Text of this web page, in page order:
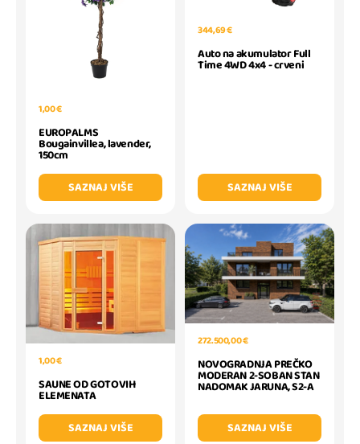
1,00 €
EUROPALMS
Bougainvillea, lavender,
150cm
SAZNAJ VIŠE
344,69 €
Auto na akumulator Full
Time 4WD 4x4 - crveni
SAZNAJ VIŠE
1,00 €
SAUNE OD GOTOVIH
ELEMENATA
SAZNAJ VIŠE
272.500,00 €
NOVOGRADNJA PREČKO
MODERAN 2-SOBAN STAN
NADOMAK JARUNA, S2-A
SAZNAJ VIŠE